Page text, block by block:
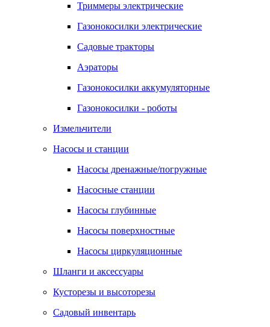
Триммеры электрические
Газонокосилки электрические
Садовые тракторы
Аэраторы
Газонокосилки аккумуляторные
Газонокосилки - роботы
Измельчители
Насосы и станции
Насосы дренажные/погружные
Насосные станции
Насосы глубинные
Насосы поверхностные
Насосы циркуляционные
Шланги и аксессуары
Кусторезы и высоторезы
Садовый инвентарь